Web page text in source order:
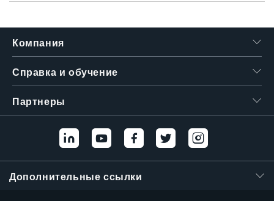
Компания
Справка и обучение
Партнеры
Дополнительные ссылки